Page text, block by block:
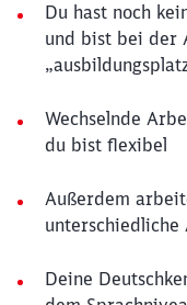
Du hast noch
und bist bei der
Wechselnde
du bist flexibel
Außerdem
unterschiedliche
Deine